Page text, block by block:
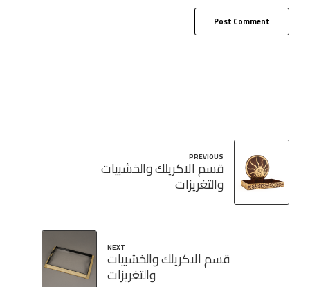
Post Comment
PREVIOUS
قسم الاكريلك والخشبيات
والتغريزات
NEXT
قسم الاكريلك والخشبيات
والتغريزات